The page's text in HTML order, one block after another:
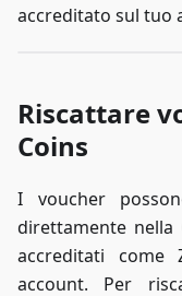
accreditato sul tuo
Riscattare
Coins
I voucher
direttamente nella
accreditati come
account. Per